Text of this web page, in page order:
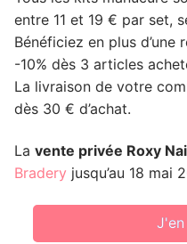
entre 11 et 19 € par set,
Bénéficiez en plus d’une
-10% dès 3 articles
La livraison de votre
dès 30 € d’achat.
La vente privée Roxy
Bradery jusqu’au 18 mai